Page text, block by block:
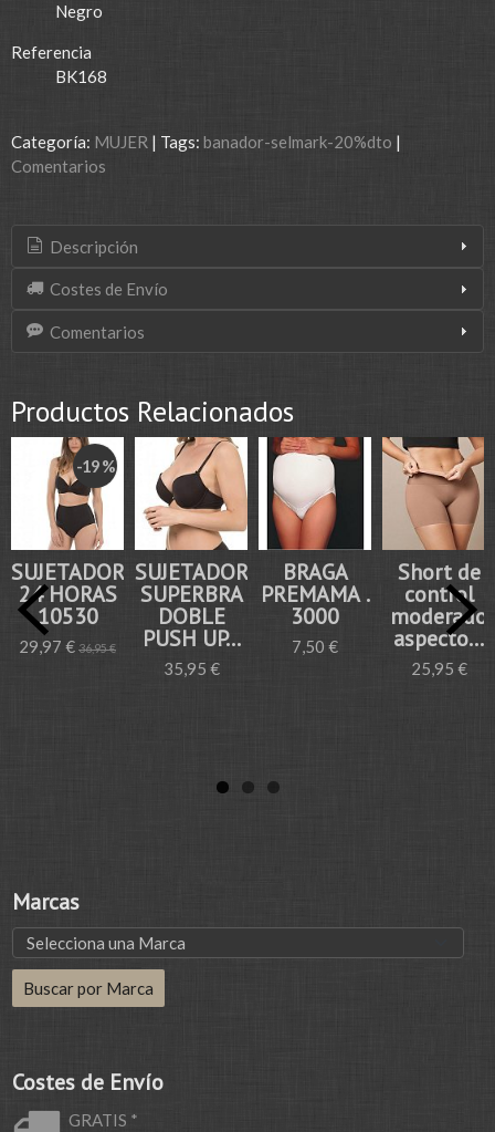
Marcas
Costes de Envío
GRATIS *
Negro
Referencia
BK168
Categoría: MUJER | Tags: banador-selmark-20%dto |
Comentarios
Descripción
Costes de Envío
Comentarios
Productos Relacionados
-19 %
SUJETADOR
24 HORAS
10530
29,97 € 36,95 €
SUJETADOR
SUPERBRA
DOBLE
PUSH UP...
35,95 €
BRAGA
PREMAMA .
3000
7,50 €
Short de
control
moderado
aspecto...
25,95 €